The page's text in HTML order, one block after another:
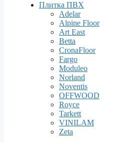
Плитка ПВХ
Adelar
Alpine Floor
Art East
Betta
CronaFloor
Fargo
Moduleo
Norland
Noventis
OFFWOOD
Royce
Tarkett
VINILAM
Zeta